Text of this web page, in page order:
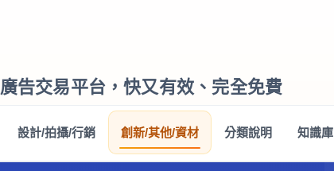
廣告交易平台，快又有效、完全免費
設計/拍攝/行銷 創新/其他/資材 分類說明 知識庫